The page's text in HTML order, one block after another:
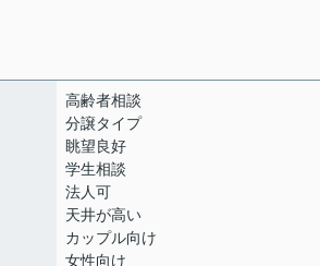
高齢者相談
分譲タイプ
眺望良好
学生相談
法人可
天井が高い
カップル向け
女性向け